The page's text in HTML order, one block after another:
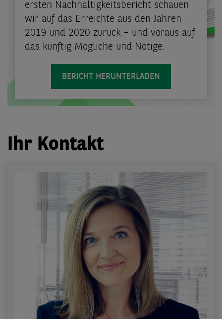
ersten Nachhaltigkeitsbericht schauen
wir auf das Erreichte aus den Jahren
2019 und 2020 zurück – und voraus auf
das künftig Mögliche und Nötige.
BERICHT HERUNTERLADEN
Ihr Kontakt